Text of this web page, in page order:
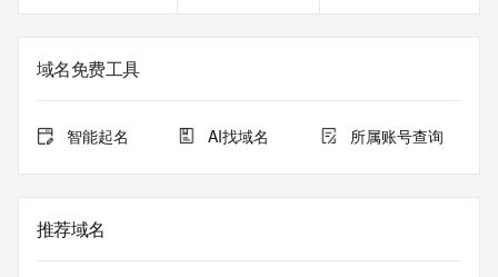
域名免费工具
智能起名 AI找域名 所属账号查询
推荐域名